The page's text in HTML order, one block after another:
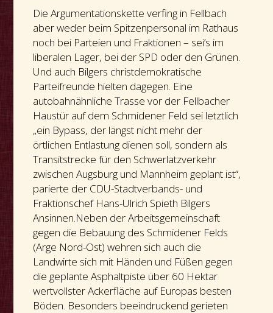
Die Argumentationskette verfing in Fellbach
aber weder beim Spitzenpersonal im Rathaus
noch bei Parteien und Fraktionen – sei’s im
liberalen Lager, bei der SPD oder den Grünen.
Und auch Bilgers christdemokratische
Parteifreunde hielten dagegen. Eine
autobahnähnliche Trasse vor der Fellbacher
Haustür auf dem Schmidener Feld sei letztlich
„ein Bypass, der längst nicht mehr der
örtlichen Entlastung dienen soll, sondern als
Transitstrecke für den Schwerlatzverkehr
zwischen Augsburg und Mannheim geplant ist“,
parierte der CDU-Stadtverbands- und
Fraktionschef Hans-Ulrich Spieth Bilgers
Ansinnen.Neben der Arbeitsgemeinschaft
gegen die Bebauung des Schmidener Felds
(Arge Nord-Ost) wehren sich auch die
Landwirte sich mit Händen und Füßen gegen
die geplante Asphaltpiste über 60 Hektar
wertvollster Ackerfläche auf Europas besten
Böden. Besonders beeindruckend gerieten